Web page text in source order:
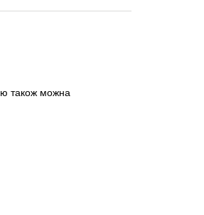
також можна